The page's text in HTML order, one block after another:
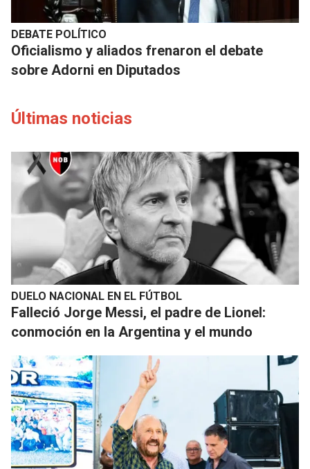
DEBATE POLÍTICO
Oficialismo y aliados frenaron el debate
sobre Adorni en Diputados
Últimas noticias
DUELO NACIONAL EN EL FÚTBOL
Falleció Jorge Messi, el padre de Lionel:
conmoción en la Argentina y el mundo